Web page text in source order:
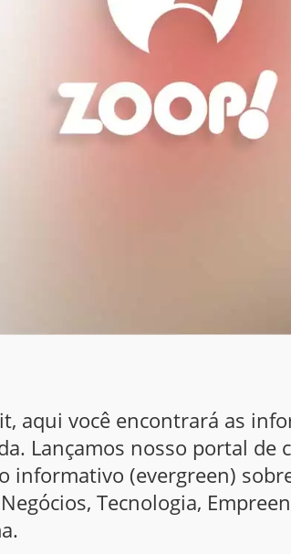
aqui você encontrará as
Lançamos nosso portal
informativo (evergreen)
Tecnologia,